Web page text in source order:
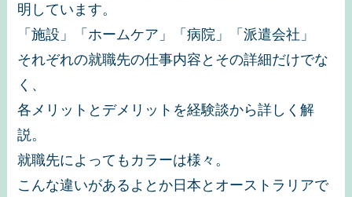
明しています。
「施設」「ホームケア」「病院」「派遣会社」
それぞれの就職先の仕事内容とその詳細だけでな
く、
各メリットとデメリットを経験談から詳しく解
説。
就職先によってもカラーは様々。
こんな違いがあるよとか日本とオーストラリアで